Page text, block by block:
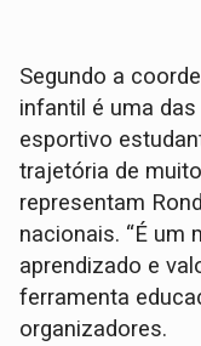
Segundo a
infantil é uma
esportivo
trajetória de
representam
nacionais. “É um
aprendizado e
ferramenta
organizadores.